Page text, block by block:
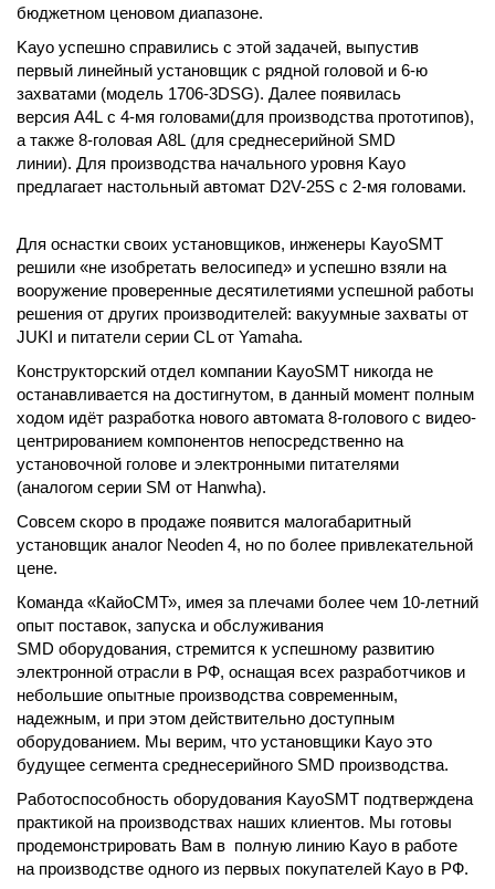
бюджетном ценовом диапазоне.
Kayo успешно справились с этой задачей, выпустив
первый линейный установщик с рядной головой и 6-ю
захватами (модель 1706-3DSG). Далее появилась
версия A4L с 4-мя головами(для производства прототипов),
а также 8-головая A8L (для среднесерийной SMD
линии). Для производства начального уровня Kayo
предлагает настольный автомат D2V-25S с 2-мя головами.
Для оснастки своих установщиков, инженеры KayoSMT
решили «не изобретать велосипед» и успешно взяли на
вооружение проверенные десятилетиями успешной работы
решения от других производителей: вакуумные захваты от
JUKI и питатели серии CL от Yamaha.
Конструкторский отдел компании KayoSMT никогда не
останавливается на достигнутом, в данный момент полным
ходом идёт разработка нового автомата 8-голового с видео-
центрированием компонентов непосредственно на
установочной голове и электронными питателями
(аналогом серии SM от Hanwha).
Совсем скоро в продаже появится малогабаритный
установщик аналог Neoden 4, но по более привлекательной
цене.
Команда «КайоСМТ», имея за плечами более чем 10-летний
опыт поставок, запуска и обслуживания
SMD оборудования, стремится к успешному развитию
электронной отрасли в РФ, оснащая всех разработчиков и
небольшие опытные производства современным,
надежным, и при этом действительно доступным
оборудованием. Мы верим, что установщики Kayo это
будущее сегмента среднесерийного SMD производства.
Работоспособность оборудования KayoSMT подтверждена
практикой на производствах наших клиентов. Мы готовы
продемонстрировать Вам в полную линию Kayo в работе
на производстве одного из первых покупателей Kayo в РФ.